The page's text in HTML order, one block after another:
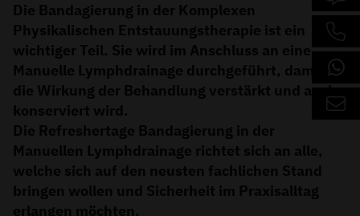
Die Bandagierung in der Komplexen
Physikalischen Entstauungstherapie ist ein
wichtiger Teil. Sie wird im Anschluss an eine
Manuelle Lymphdrainage durchgeführt, damit
die Wirkung der Behandlung verstärkt und auch
konserviert wird.
Die Refreshertage Bandagierung in der
Manuellen Lymphdrainage richtet sich an alle,
welche sich auf den neusten fachlichen Stand
bringen wollen und Sicherheit im Praxisalltag
erlangen möchten.